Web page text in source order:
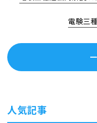
電験三
人気記事